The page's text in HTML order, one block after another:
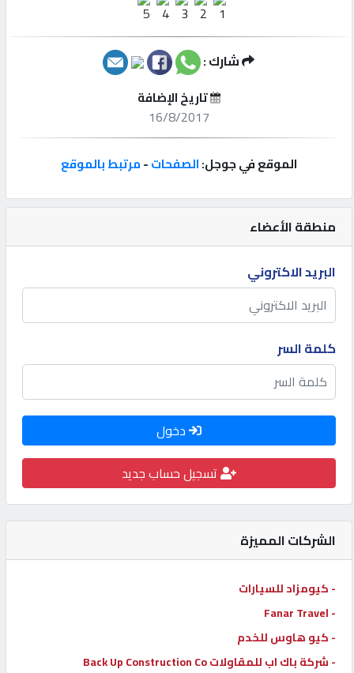
مميزة
إتصل
إعلانات
المنتدى
كيو
مزاد
كيو
كيو
كارز
كيو
ماركت
الدليل
القطري
منطقة الأعضاء
البريد الاكتروني
كلمة السر
دخول
تسجيل حساب جديد
الشركات المميزة
- كيومزاد للسيارات
- Fanar Travel
- كيو هاوس للخدم
- شركة باك اب للمقاولات Back Up Construction Co
شارك :
تاريخ الإضافة
16/8/2017
الموقع في جوجل:الصفحات-مرتبط بالموقع